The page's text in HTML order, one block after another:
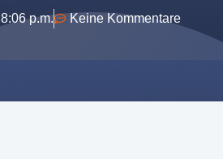
8:06 p.m. Keine Kommentare